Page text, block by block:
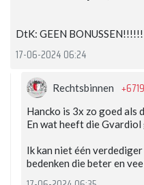
DtK: GEEN BONUSSEN!!!!!!
17-06-2024 06:24
Rechtsbinnen +6719
Hancko is 3x zo goed als
En wat heeft die Gvardiol
Ik kan niet één
bedenken die beter en